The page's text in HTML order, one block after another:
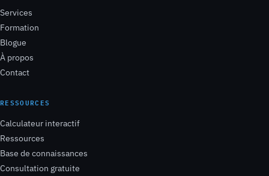
Services
Formation
Blogue
À propos
Contact
RESSOURCES
Calculateur interactif
Ressources
Base de connaissances
Consultation gratuite